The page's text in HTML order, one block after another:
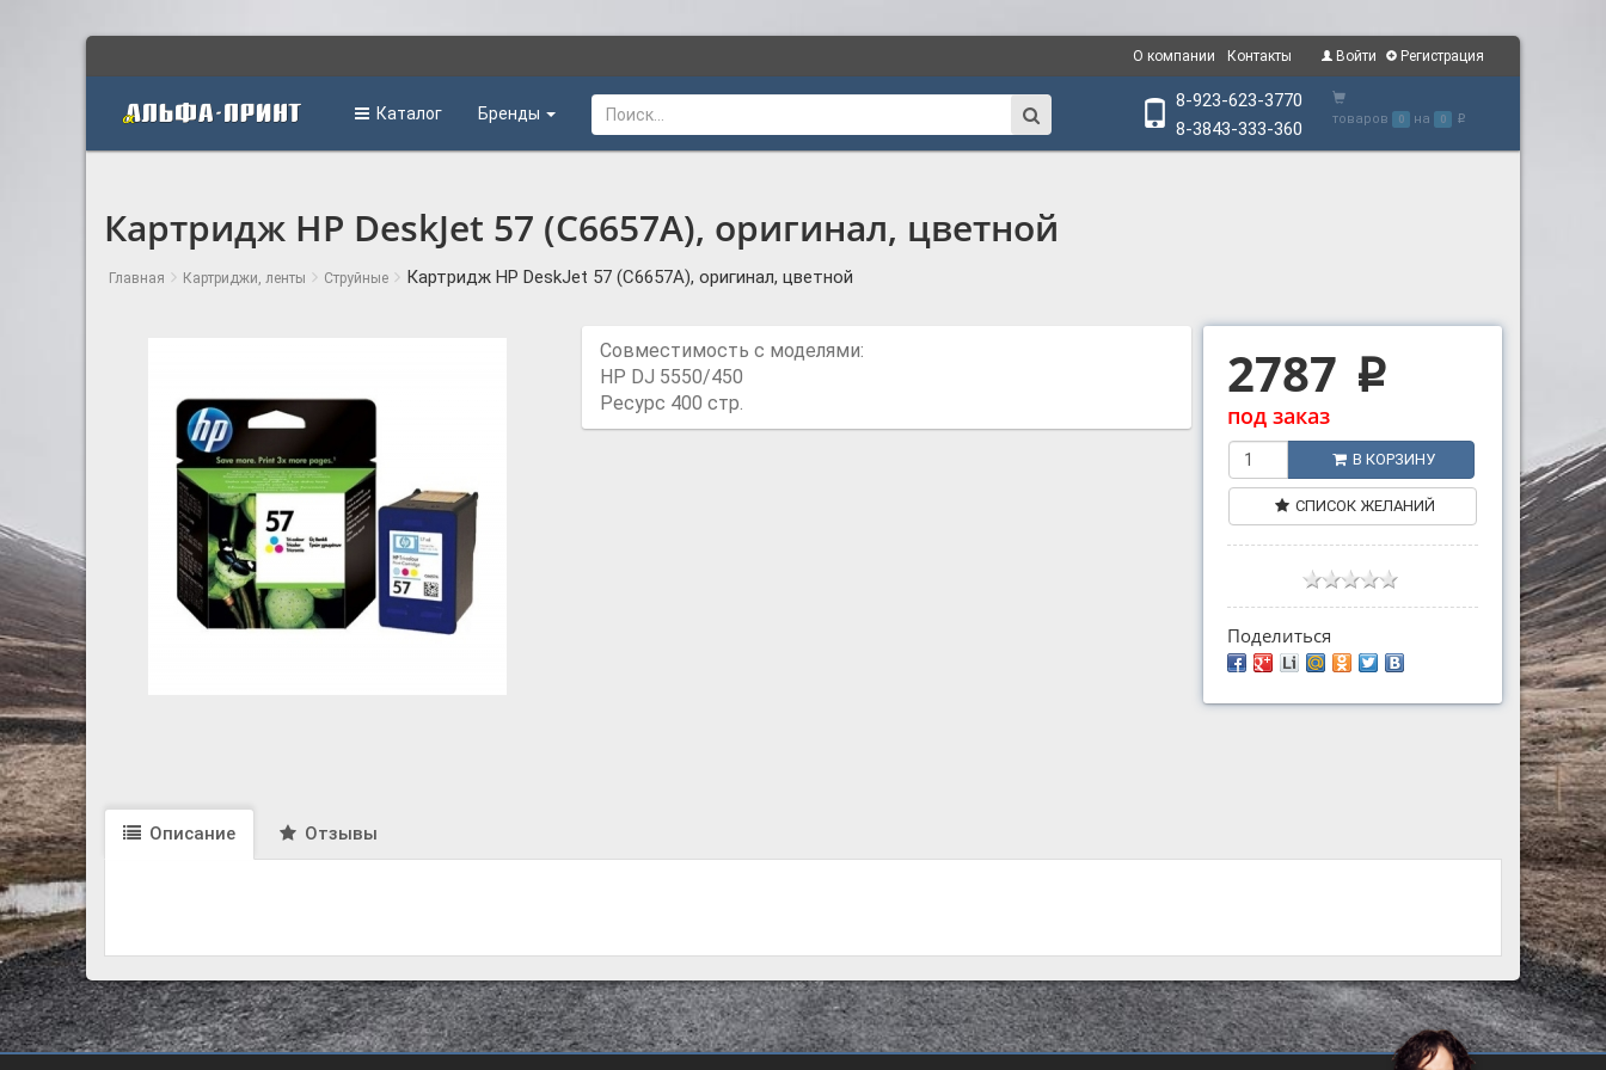
Войти Регистрация
О компании Контакты
Каталог Бренды
8-923-623-3770
8-3843-333-360
товаров 0 на 0 p
Картридж HP DeskJet 57 (C6657A), оригинал, цветной
Главная Картриджи, ленты Струйные Картридж HP DeskJet 57 (C6657A), оригинал, цветной
Совместимость с моделями:
HP DJ 5550/450
Ресурс 400 стр.
2787 p
под заказ
В КОРЗИНУ
СПИСОК ЖЕЛАНИЙ
Поделиться
Описание Отзывы